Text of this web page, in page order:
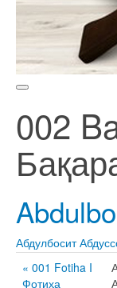
002
Абдулбосит
« 001 Fotiha I
Фотиҳа